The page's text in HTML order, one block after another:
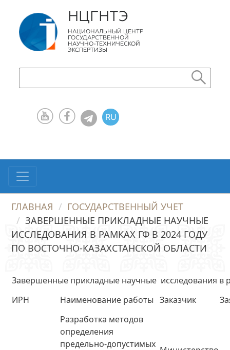
НЦГНТЭ
НАЦИОНАЛЬНЫЙ ЦЕНТР
ГОСУДАРСТВЕННОЙ
НАУЧНО-ТЕХНИЧЕСКОЙ
ЭКСПЕРТИЗЫ
RU
ГЛАВНАЯ
ГОСУДАРСТВЕННЫЙ УЧЕТ
ЗАВЕРШЕННЫЕ ПРИКЛАДНЫЕ НАУЧНЫЕ
ИССЛЕДОВАНИЯ В РАМКАХ ГФ В 2024 ГОДУ
ПО ВОСТОЧНО-КАЗАХСТАНСКОЙ ОБЛАСТИ
Завершенные прикладные научные исследования в
ИРН
Наименование работы Заказчик
Разработка методов
определения
предельно-допустимых